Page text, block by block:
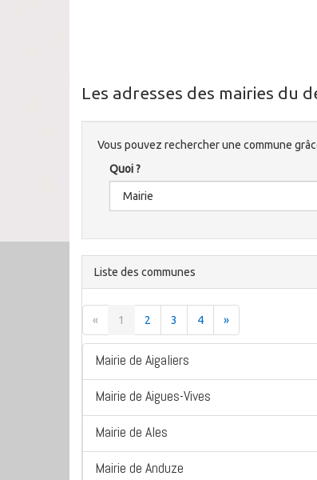
Les adresses des mairies du
Vous pouvez rechercher une commune
Quoi ?
Liste des communes
« 1 2 3 4 »
Mairie de Aigaliers
Mairie de Aigues-Vives
Mairie de Ales
Mairie de Anduze